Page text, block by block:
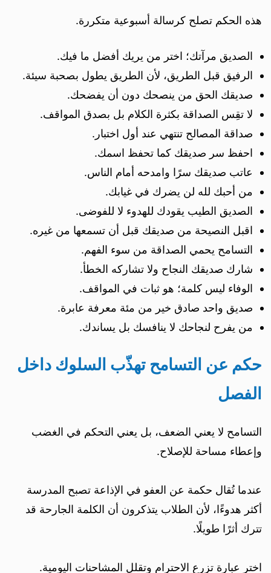
هذه الحكم تصلح كرسالة أسبوعية متكررة.
الصديق مرآتك؛ اختر من يريك أفضل ما فيك.
الرفيق قبل الطريق، لأن الطريق يطول بصحبة سيئة.
صديقك الحق من ينصحك دون أن يفضحك.
لا تقِس الصداقة بكثرة الكلام بل بصدق المواقف.
صداقة المصالح تنتهي عند أول اختبار.
احفظ سر صديقك كما تحفظ اسمك.
عاتب صديقك سرًا وامدحه أمام الناس.
من أحبك لله لن يضرك في غيابك.
الصديق الطيب يقودك للهدوء لا للفوضى.
اقبل النصيحة من صديقك قبل أن تسمعها من غيره.
التسامح يحمي الصداقة من سوء الفهم.
شارك صديقك النجاح ولا تشاركه الخطأ.
الوفاء ليس كلمة؛ هو ثبات في المواقف.
صديق واحد صادق خير من مئة معرفة عابرة.
من يفرح لنجاحك لا ينافسك بل يساندك.
حكم عن التسامح تهذّب السلوك داخل
الفصل
التسامح لا يعني الضعف، بل يعني التحكم في الغضب
وإعطاء مساحة للإصلاح.
عندما تُقال حكمة عن العفو في الإذاعة تصبح المدرسة
أكثر هدوءًا، لأن الطلاب يتذكرون أن الكلمة الجارحة قد
تترك أثرًا طويلًا.
اختر عبارة تزرع الاحترام وتقلل المشاحنات اليومية.